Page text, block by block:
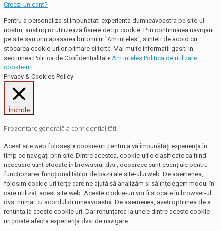
Creezi un cont?
Pentru a personaliza si imbunatati experienta dumneavoastra pe site-ul
nostru, austing.ro utilizeaza fisiere de tip cookie. Prin continuarea navigarii
pe site sau prin apasarea butonului "Am inteles", sunteti de acord cu
stocarea cookie-urilor primare si terte. Mai multe informatii gasiti in
sectiunea Politica de Confidentialitate. Am inteles Politica de utilizare
cookie-uri
Privacy & Cookies Policy
Închide
Prezentare generală a confidențialității
Acest site web folosește cookie-uri pentru a vă îmbunătăți experiența în
timp ce navigați prin site. Dintre acestea, cookie-urile clasificate ca fiind
necesare sunt stocate în browserul dvs., deoarece sunt esențiale pentru
funcționarea funcționalităților de bază ale site-ului web. De asemenea,
folosim cookie-uri terțe care ne ajută să analizăm și să înțelegem modul în
care utilizați acest site web. Aceste cookie-uri vor fi stocate în browser-ul
dvs. numai cu acordul dumneavoastră. De asemenea, aveți opțiunea de a
renunța la aceste cookie-uri. Dar renunțarea la unele dintre aceste cookie-
uri poate afecta experiența dvs. de navigare.